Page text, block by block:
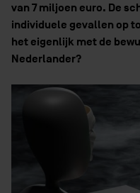
van 7 miljoen euro. De
individuele gevallen op
het eigenlijk met de
Nederlander?